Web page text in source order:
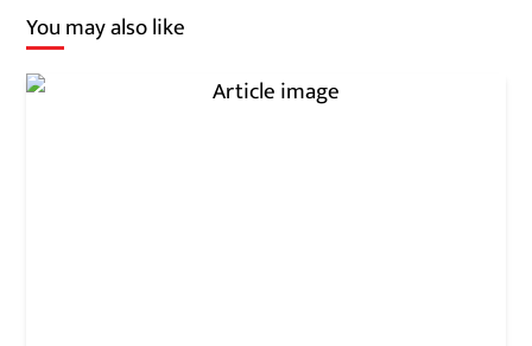
You may also like